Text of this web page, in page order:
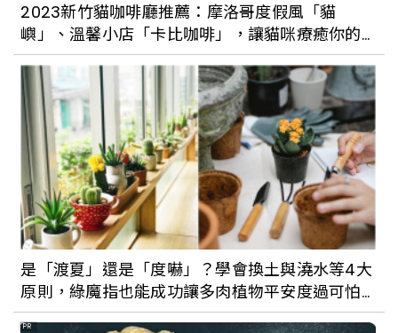
踩在藝術上看見台北的美：水利處「台北
蓋水」釋出全新城市彩繪人孔蓋設計成
品，預計9月與市民Say Hi !
2023新竹貓咖啡廳推薦：摩洛哥度假風「貓
嶼」、溫馨小店「卡比咖啡」，讓貓咪療癒你的
心
是「渡夏」還是「度嚇」？學會換土與澆水等4大
原則，綠魔指也能成功讓多肉植物平安度過可怕
的夏天！
PR